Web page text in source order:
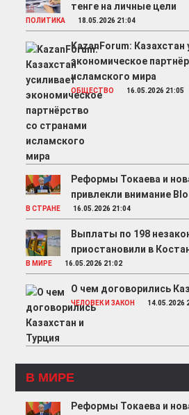
тенге на личные цели
ПОЛИТИКА 18.05.2026 21:04
KazanForum: Казахстан
экономическое
исламского мира
ОБЩЕСТВО 16.05.2026 21:05
Реформы Токаева и
привлекли внимание
В СТРАНЕ 16.05.2026 21:04
Выплаты по 198
приостановили в
В МИРЕ 16.05.2026 21:02
О чем договорились
ЧЕЛОВЕК И ЗАКОН 14.05.2026
В МИРЕ
Реформы Токаева и